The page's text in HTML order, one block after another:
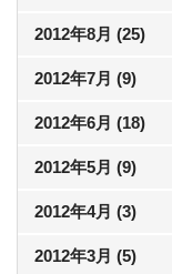
2012年8月 (25)
2012年7月 (9)
2012年6月 (18)
2012年5月 (9)
2012年4月 (3)
2012年3月 (5)